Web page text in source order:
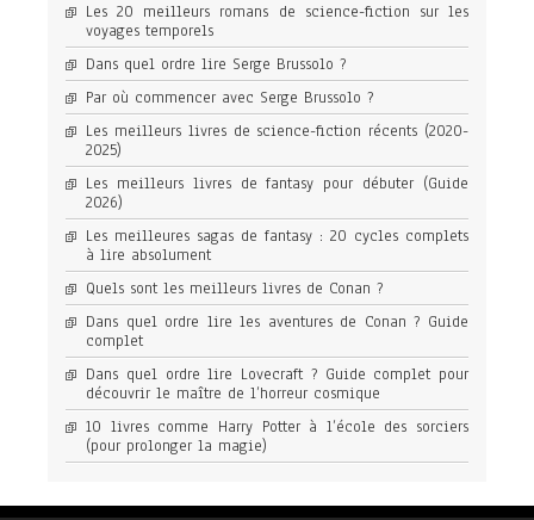
Les 20 meilleurs romans de science-fiction sur les
voyages temporels
Dans quel ordre lire Serge Brussolo ?
Par où commencer avec Serge Brussolo ?
Les meilleurs livres de science-fiction récents (2020-
2025)
Les meilleurs livres de fantasy pour débuter (Guide
2026)
Les meilleures sagas de fantasy : 20 cycles complets
à lire absolument
Quels sont les meilleurs livres de Conan ?
Dans quel ordre lire les aventures de Conan ? Guide
complet
Dans quel ordre lire Lovecraft ? Guide complet pour
découvrir le maître de l’horreur cosmique
10 livres comme Harry Potter à l’école des sorciers
(pour prolonger la magie)